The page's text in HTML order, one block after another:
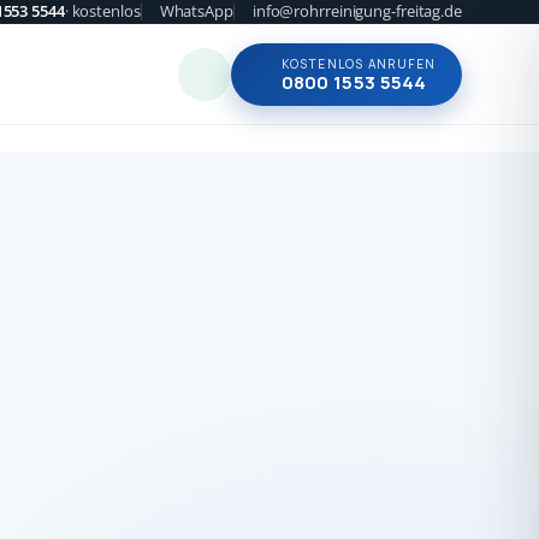
5544· kostenlos WhatsApp info@rohrreinigung-freitag.de
KOSTENLOS ANRUFEN
0800 1553 5544